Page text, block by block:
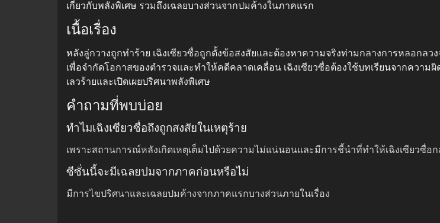
เกี่ยวกับพลังพิเศษ รวมถึงเฉลยบางส่วนจากปมค้างในภาคแรก
เนื้อเรื่อง
หลังลู่กวางถูกทำร้าย เฉิงเซียวซื่อถูกตั้งข้อสงสัยและต้องหาความจริงท่ามกลางการหลอกล
เพื่อจำกัดโอกาสของตำรวจและทำให้คดีคลาดเคลื่อน เฉิงเซียวซื่อต้องใช้บทเรียนจากควา
เลวร้ายและเปิดเผยปริศนาพลังพิเศษ
คำถามที่พบบ่อย
ทำไมเฉิงเซียวซื่อถึงถูกสงสัยในเหตุร้าย
เพราะสถานการณ์หลังเกิดเหตุเต็มไปด้วยความไม่แน่นอนและมีการชี้นำที่ทำให้เฉิงเซียวซื่อก
ซีซั่นนี้จะมีเฉลยปมจากภาคก่อนหรือไม่
มีการไขปริศนาและเฉลยปมค้างจากภาคแรกบางส่วนภายในเรื่อง